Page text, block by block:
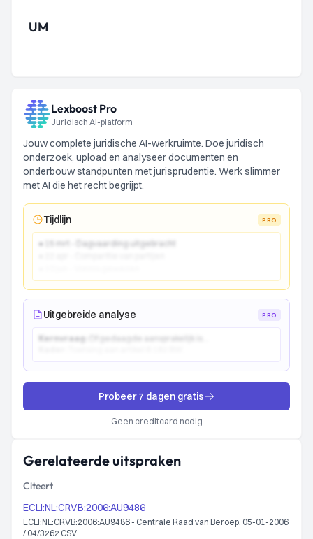
UM
Lexboost Pro
Juridisch AI-platform
Jouw complete juridische AI-werkruimte. Doe juridisch
onderzoek, upload en analyseer documenten en
onderbouw standpunten met jurisprudentie. Werk slimmer
met AI die het recht begrijpt.
Tijdlijn PRO
● 15 mrt - Dagvaarding uitgebracht
Uitgebreide analyse PRO
Kernvraag:
Probeer 7 dagen gratis
Geen creditcard nodig
Gerelateerde uitspraken
Citeert
ECLI:NL:CRVB:2006:AU9486
ECLI:NL:CRVB:2006:AU9486 - Centrale Raad van Beroep, 05-01-2006
/ 04/3262 CSV